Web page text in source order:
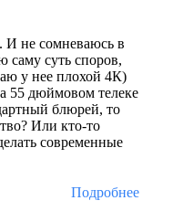
И не сомневаюсь в
саму суть споров,
у нее плохой 4К)
55 дюймовом телеке
блюрей, то
Или кто-то
современные
Подробнее